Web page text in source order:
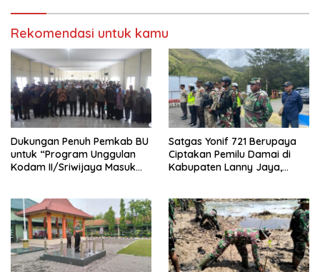
Rekomendasi untuk kamu
Dukungan Penuh Pemkab BU
untuk “Program Unggulan
Kodam II/Sriwijaya Masuk
Satgas Yonif 721 Berupaya
Ciptakan Pemilu Damai di
Kabupaten Lanny Jaya,